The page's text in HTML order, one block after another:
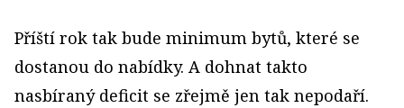
Příští rok tak bude minimum bytů, které se
dostanou do nabídky. A dohnat takto
nasbíraný deficit se zřejmě jen tak nepodaří.